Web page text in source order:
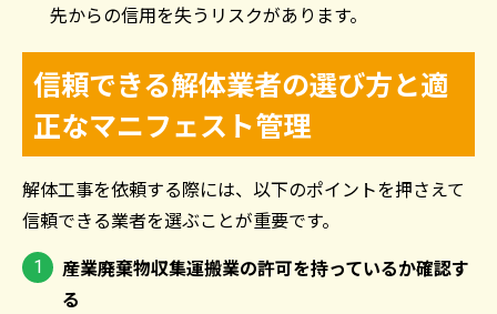
先からの信用を失うリスクがあります。
信頼できる解体業者の選び方と適
正なマニフェスト管理
解体工事を依頼する際には、以下のポイントを押さえて
信頼できる業者を選ぶことが重要です。
産業廃棄物収集運搬業の許可を持っているか確認す
る